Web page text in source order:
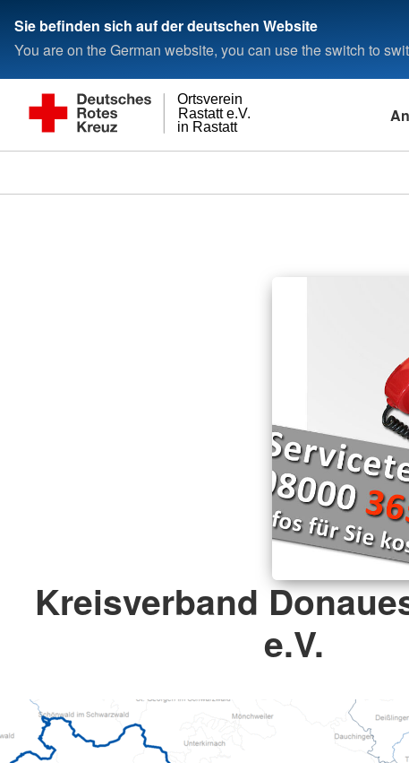
Sie befinden sich auf der deutschen Website
You are on the German website, you can use the switch to
in Rastatt
Rastatt e.V.
Ortsverein
Kreisverband
e.V.